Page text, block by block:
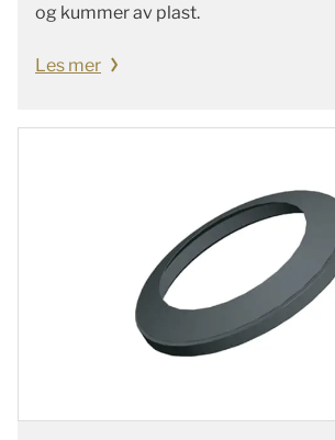
og kummer av plast.
Les mer